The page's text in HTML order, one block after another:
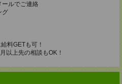
ールでご連絡
グ
料GETも可！
以上先の相談もOK！